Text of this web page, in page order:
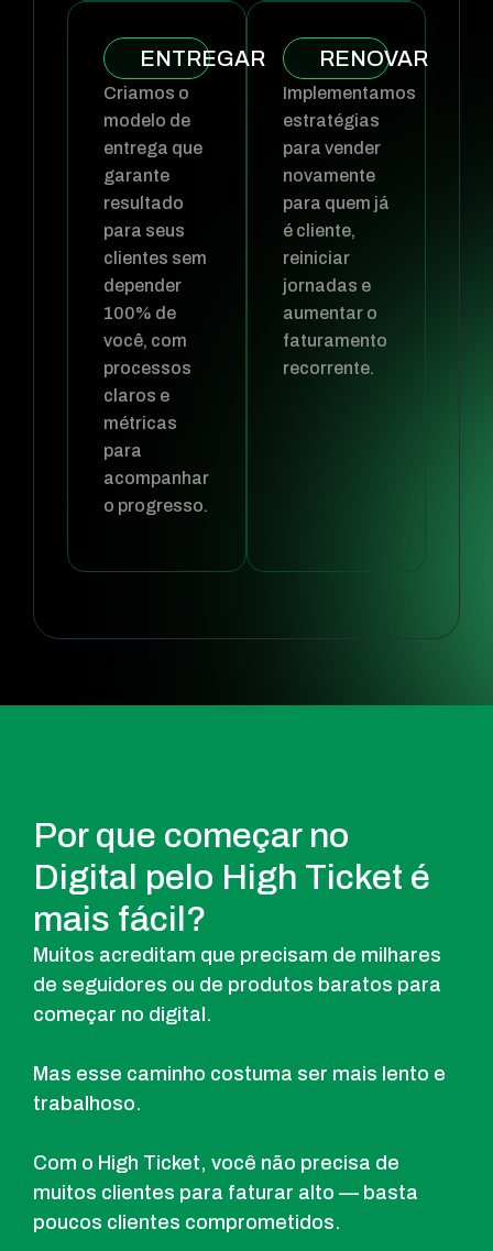
ENTREGAR
Criamos o
modelo de
entrega que
garante
resultado
para seus
clientes sem
depender
100% de
você, com
processos
claros e
métricas
para
acompanhar
o progresso.
RENOVAR
Implementamos
estratégias
para vender
novamente
para quem já
é cliente,
reiniciar
jornadas e
aumentar o
faturamento
recorrente.
Por que começar no
Digital pelo High Ticket é
mais fácil?
Muitos acreditam que precisam de milhares
de seguidores ou de produtos baratos para
começar no digital.
Mas esse caminho costuma ser mais lento e
trabalhoso.
Com o High Ticket, você não precisa de
muitos clientes para faturar alto — basta
poucos clientes comprometidos.